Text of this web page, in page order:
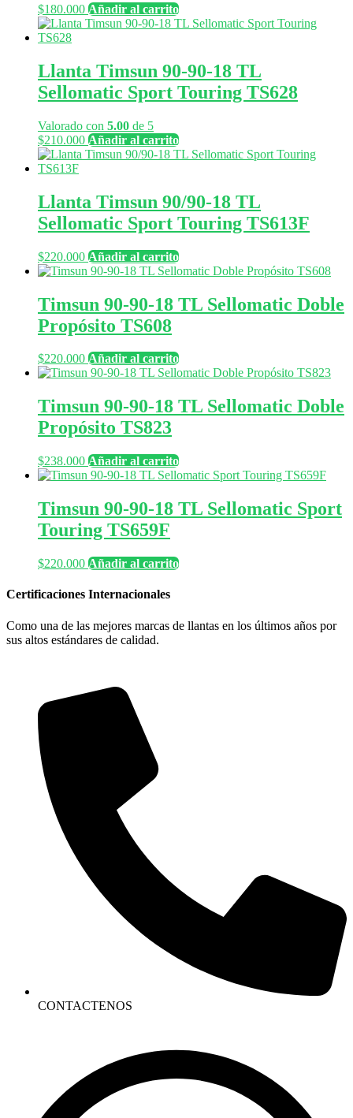
$180.000 Añadir al carrito
Llanta Timsun 90-90-18 TL
Sellomatic Sport Touring TS628
Valorado con 5.00 de 5
$210.000 Añadir al carrito
Llanta Timsun 90/90-18 TL
Sellomatic Sport Touring TS613F
$220.000 Añadir al carrito
Timsun 90-90-18 TL Sellomatic Doble
Propósito TS608
$220.000 Añadir al carrito
Timsun 90-90-18 TL Sellomatic Doble
Propósito TS823
$238.000 Añadir al carrito
Timsun 90-90-18 TL Sellomatic Sport
Touring TS659F
$220.000 Añadir al carrito
Certificaciones Internacionales
Como una de las mejores marcas de llantas en los últimos años por
sus altos estándares de calidad.
CONTACTENOS